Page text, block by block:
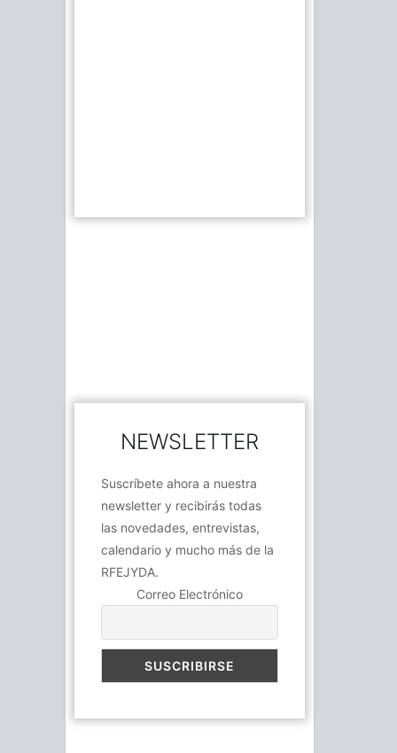
NEWSLETTER
Suscríbete ahora a nuestra
newsletter y recibirás todas
las novedades, entrevistas,
calendario y mucho más de la
RFEJYDA.
Correo Electrónico